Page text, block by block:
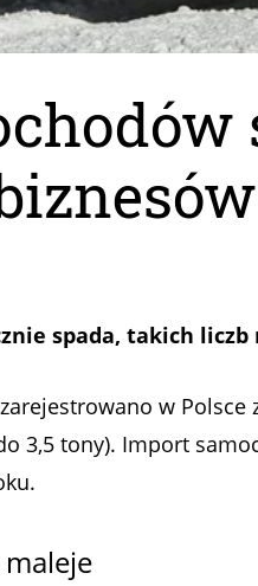
spada, takich liczb
w Polsce
3,5 tony). Import